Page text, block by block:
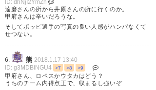
— キリ (hachiavi)2018, 1月 17
ポッピにはもう1年チャンス与え
てほしかったな〜
ID: dhNjI2YmZh
達磨さんの所から井原さんの所に行くのか。
甲府さんは辛いだろうな。
そしてポッピ選手の写真の良い人感がハンパなくて
せつない。
6. 熊 2018.1.17 13:40
ID: g3MDBiNGU4
>7 >8 >9
甲府さん、ロペスかウタカはどう？
うちのチーム内得点王で、収まるし強いぞ